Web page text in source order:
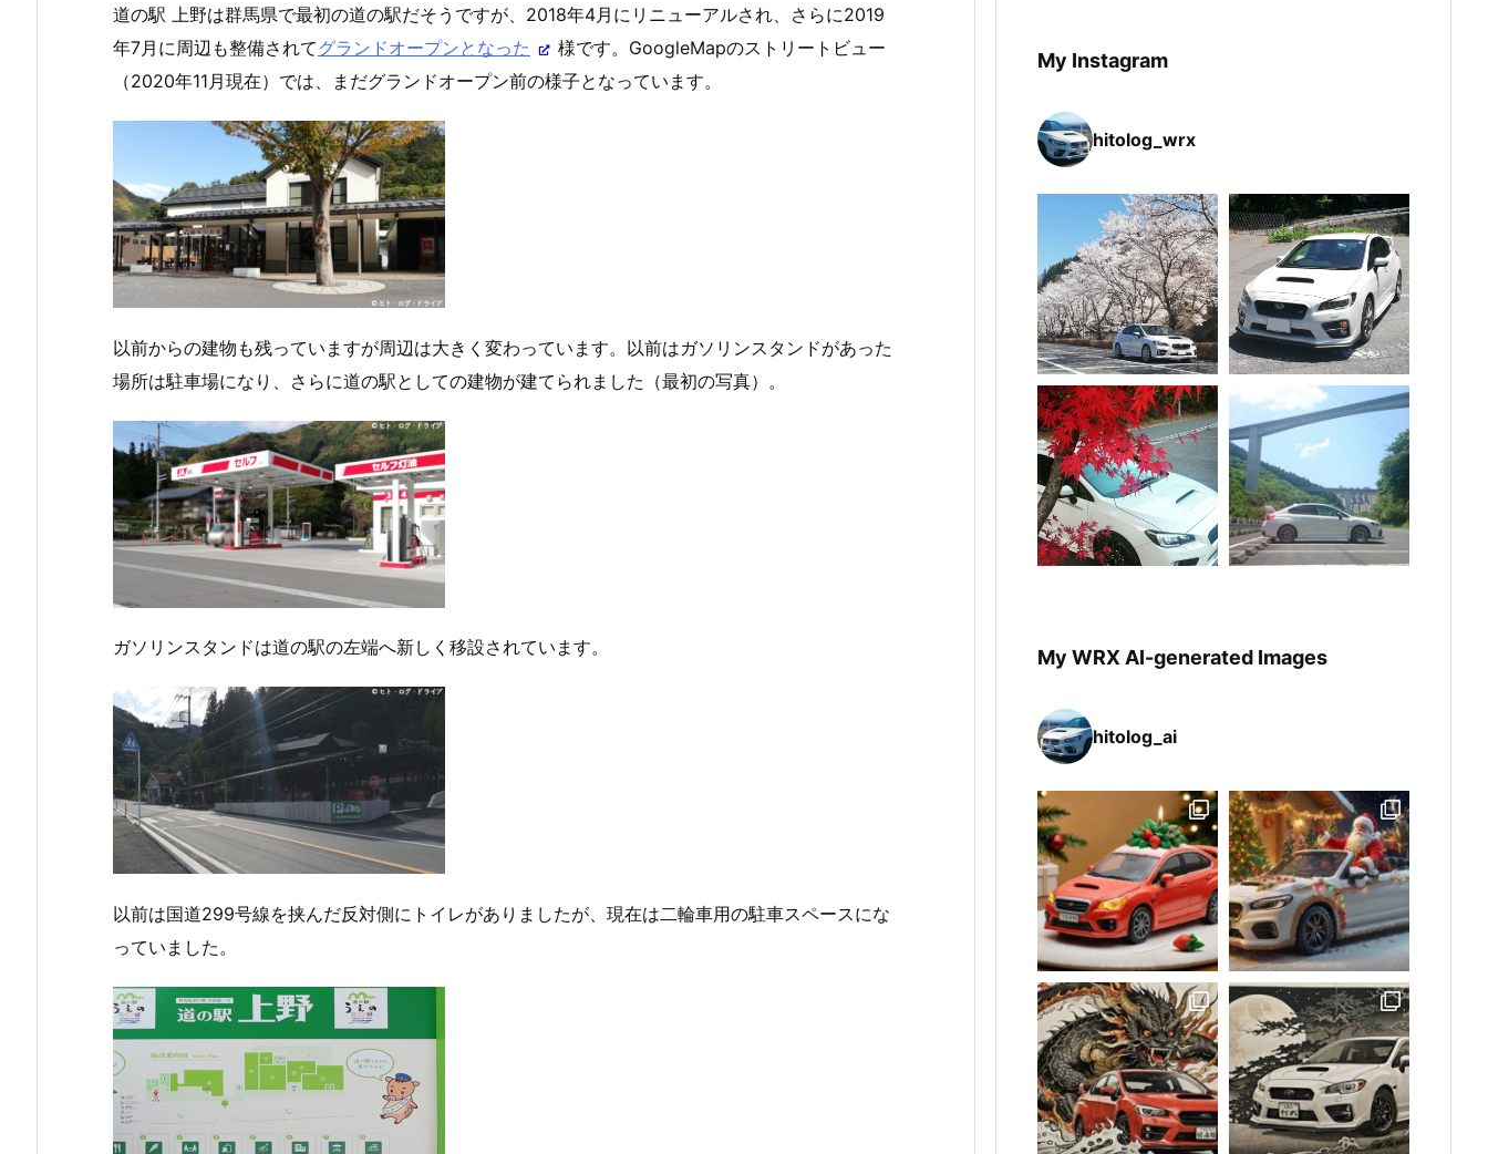
道の駅 上野は群馬県で最初の道の駅だそうですが、2018年4月にリニューアルされ、さらに2019
年7月に周辺も整備されてグランドオープンとなった
様です。GoogleMapのストリートビュー
（2020年11月現在）では、まだグランドオープン前の様子となっています。
以前からの建物も残っていますが周辺は大きく変わっています。以前はガソリンスタンドがあった
場所は駐車場になり、さらに道の駅としての建物が建てられました（最初の写真）。
ガソリンスタンドは道の駅の左端へ新しく移設されています。
以前は国道299号線を挟んだ反対側にトイレがありましたが、現在は二輪車用の駐車スペースにな
っていました。
My Instagram
hitolog_wrx
My WRX AI-generated Images
hitolog_ai